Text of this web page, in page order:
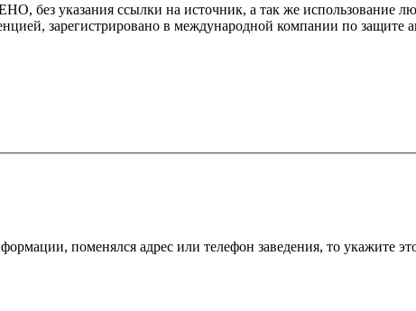
указания ссылки на источник, а так же использование
зарегистрировано в международной компании по
поменялся адрес или телефон заведения, то укажите